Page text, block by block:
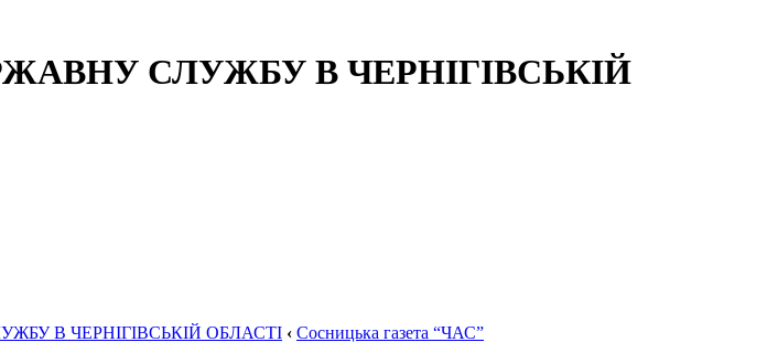
СЛУЖБУ В ЧЕРНІГІВСЬКІЙ
В ЧЕРНІГІВСЬКІЙ ОБЛАСТІ ‹ Сосницька газета “ЧАС”